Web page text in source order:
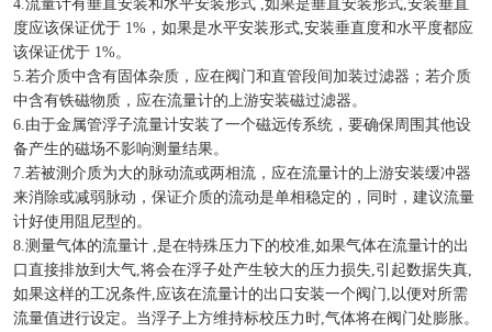
4.流量计有垂直安装和水平安装形式 ,如果是垂直安装形式,安装垂直
度应该保证优于 1%，如果是水平安装形式,安装垂直度和水平度都应
该保证优于 1%。
5.若介质中含有固体杂质，应在阀门和直管段间加装过滤器；若介质
中含有铁磁物质，应在流量计的上游安装磁过滤器。
6.由于金属管浮子流量计安装了一个磁远传系统，要确保周围其他设
备产生的磁场不影响测量结果。
7.若被測介质为大的脉动流或两相流，应在流量计的上游安装缓冲器
来消除或减弱脉动，保证介质的流动是单相稳定的，同时，建议流量
计好使用阻尼型的。
8.测量气体的流量计 ,是在特殊压力下的校准,如果气体在流量计的出
口直接排放到大气,将会在浮子处产生较大的压力损失,引起数据失真,
如果这样的工况条件,应该在流量计的出口安装一个阀门,以便对所需
流量值进行设定。当浮子上方维持标校压力时,气体将在阀门处膨胀。